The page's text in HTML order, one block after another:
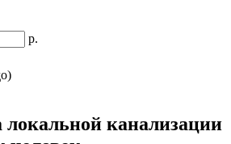
р.
локальной канализации